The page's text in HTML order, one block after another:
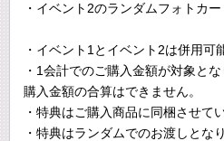
・イベント2のランダムフォトカ
・イベント1とイベント2は併用可
・1会計でのご購入金額が対象と
購入金額の合算はできません。
・特典はご購入商品に同梱させて
・特典はランダムでのお渡しとな